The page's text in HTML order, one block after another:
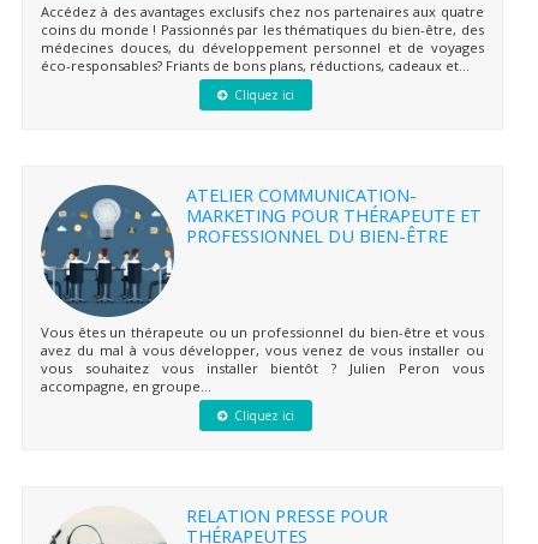
Accédez à des avantages exclusifs chez nos partenaires aux quatre
coins du monde ! Passionnés par les thématiques du bien-être, des
médecines douces, du développement personnel et de voyages
éco-responsables? Friants de bons plans, réductions, cadeaux et...
Cliquez ici
ATELIER COMMUNICATION-
MARKETING POUR THÉRAPEUTE ET
PROFESSIONNEL DU BIEN-ÊTRE
Vous êtes un thérapeute ou un professionnel du bien-être et vous
avez du mal à vous développer, vous venez de vous installer ou
vous souhaitez vous installer bientôt ? Julien Peron vous
accompagne, en groupe...
Cliquez ici
RELATION PRESSE POUR
THÉRAPEUTES